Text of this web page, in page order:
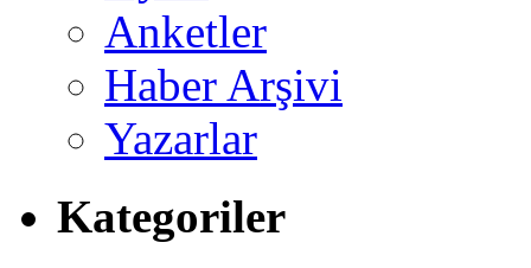
Anketler
Haber Arşivi
Yazarlar
Kategoriler